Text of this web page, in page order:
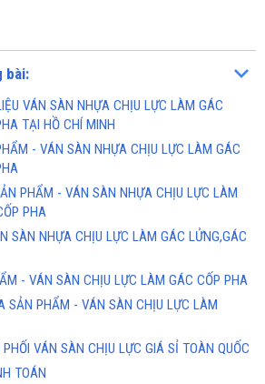
bài:
VÁN SÀN NHỰA CHỊU LỰC LÀM GÁC
TẠI HỒ CHÍ MINH
- VÁN SÀN NHỰA CHỊU LỰC LÀM GÁC
PHẨM - VÁN SÀN NHỰA CHỊU LỰC LÀM
PHA
SÀN NHỰA CHỊU LỰC LÀM GÁC LỬNG,GÁC
- VÁN SÀN CHỊU LỰC LÀM GÁC CỐP PHA
SẢN PHẨM - VÁN SÀN CHỊU LỰC LÀM
VÁN SÀN CHỊU LỰC GIÁ SỈ TOÀN QUỐC
TOÁN